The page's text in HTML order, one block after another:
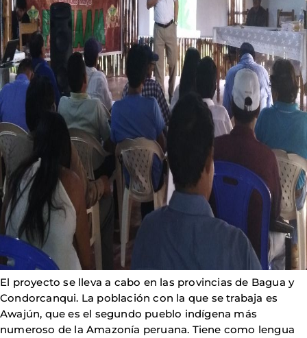
El proyecto se lleva a cabo en las provincias de Bagua y
Condorcanqui. La población con la que se trabaja es
Awajún, que es el segundo pueblo indígena más
numeroso de la Amazonía peruana. Tiene como lengua